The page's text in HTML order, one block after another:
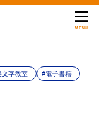
MENU
文字教室 #電子書籍